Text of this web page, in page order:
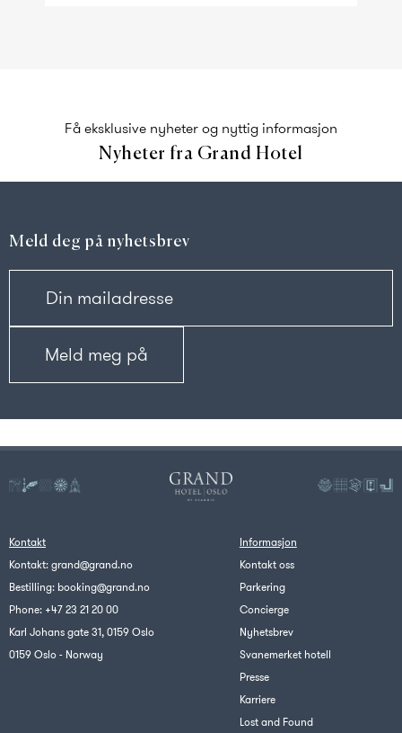
Få eksklusive nyheter og nyttig informasjon
Nyheter fra Grand Hotel
Meld deg på nyhetsbrev
Kontakt
Kontakt:grand@grand.no
Bestilling: booking@grand.no
Phone: +47 23 21 20 00
Karl Johans gate 31, 0159 Oslo
0159 Oslo - Norway
Informasjon
Kontakt oss
Parkering
Concierge
Nyhetsbrev
Svanemerket hotell
Presse
Karriere
Lost and Found